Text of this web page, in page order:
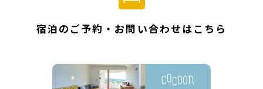
宿泊のご予約・お問い合わせはこちら